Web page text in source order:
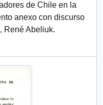
de Chile en la
anexo con discurso
René Abeliuk.